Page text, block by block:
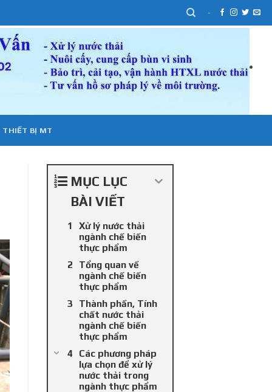
-
THIẾT BỊ MT
MỤC LỤC
BÀI VIẾT
Xử lý nước thải
ngành chế biến
thực phẩm
Tổng quan về
ngành chế biến
thực phẩm
Thành phần, Tính
chất nước thải
ngành chế biến
thực phẩm
Các phương pháp
lựa chọn để xử lý
nước thải trong
ngành thực phẩm